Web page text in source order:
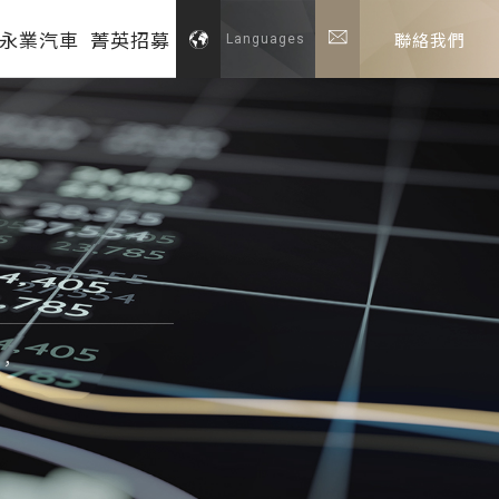
業汽車 菁英招募 Languages 聯絡我們